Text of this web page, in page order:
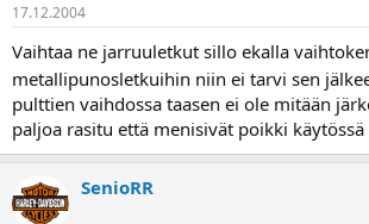
17.12.2004
Vaihtaa ne jarruuletkut sillo ekalla
metallipunosletkuihin niin ei tarvi sen
pulttien vaihdossa taasen ei ole mitään
paljoa rasitu että menisivät poikki käytössä
SenioRR